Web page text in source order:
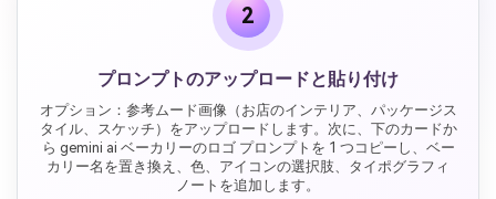
2
プロンプトのアップロードと貼り付け
オプション：参考ムード画像（お店のインテリア、パッケージス
タイル、スケッチ）をアップロードします。次に、下のカードか
ら gemini ai ベーカリーのロゴ プロンプトを 1 つコピーし、ベー
カリー名を置き換え、色、アイコンの選択肢、タイポグラフィ
ノートを追加します。